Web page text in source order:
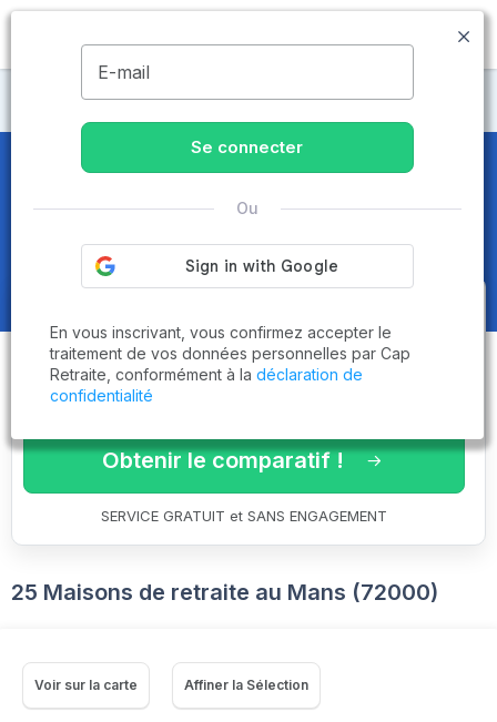
MENU
Maisons de retraite Sarthe
Maisons de retraite et EHPAD
Mans (72000)
Obtenez le
comparatif des
établissementsadaptés à vos
critères en 3 minutes !
Obtenir le comparatif !
SERVICE GRATUIT et SANS ENGAGEMENT
25 Maisons de retraite au Mans (72000)
Voir sur la carte Affiner la Sélection
E-mail
Se connecter
Ou
En vous inscrivant, vous confirmez accepter le
traitement de vos données personnelles par Cap
Retraite, conformément à la déclaration de
confidentialité